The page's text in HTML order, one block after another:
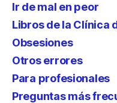
Ir de mal en peor
Libros de la Clínica
Obsesiones
Otros errores
Para profesionales
Preguntas más